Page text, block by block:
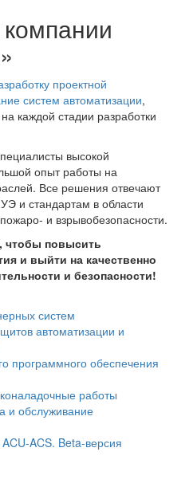
проектной
систем автоматизации,
каждой стадии разработки
высокой
опыт работы на
Все решения отвечают
и стандартам в области
и взрывобезопасности.
чтобы повысить
и выйти на качественно
и безопасности!
систем
автоматизации и
программного обеспечения
работы
и обслуживание
ACS. Beta-версия